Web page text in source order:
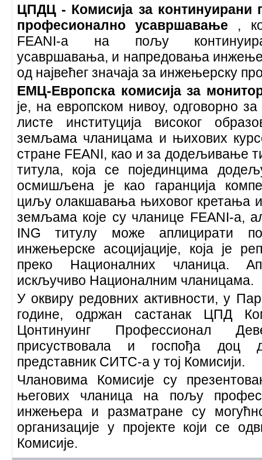
ЦПДЦ - Комисија за континуирани
професионално усавршавање ,
FEANI-а на пољу
усавршавања, и напредовања
од највећег значаја за инжењерску
ЕМЦ-Европска комисија за
је, на европском нивоу, одговорно
листе институција високог
земљама чланицама и њихових
стране FEANI, као и за додељивање
титула, која се појединцима
осмишљена је као гаранција
циљу олакшавања њиховог кретања
земљама које су чланице FEANI-а,
ING титулу може аплицирати
инжењерске асоцијације, која је
преко Националних чланица.
искључиво Националним чланицама.
У оквиру редовних активности, у
године, одржан састанак ЦПД
Цонтинуинг Профессионал
присуствовала и госпођа доц
представник СИТС-а у тој Комисији.
Члановима Комисије су
његових чланица на пољу
инжењера и разматране су
организације у пројекте који се
Комисије.